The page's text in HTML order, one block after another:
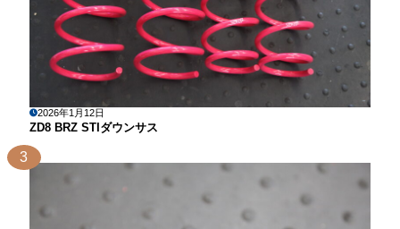
2026年1月12日
ZD8 BRZ STIダウンサス
3